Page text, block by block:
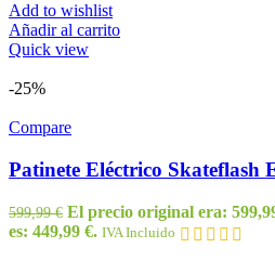
Add to wishlist
Añadir al carrito
Quick view
-25%
Compare
Patinete Eléctrico Skateflash
599,99€ El precio original era:
es: 449,99 €. IVA Incluido